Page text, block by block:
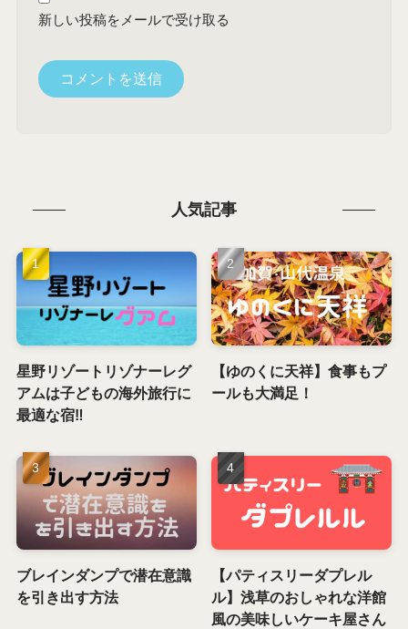
新しい投稿をメールで受け取る
人気記事
星野リゾートリゾナーレグ
アムは子どもの海外旅行に
最適な宿‼️
【ゆのくに天祥】食事もプ
ールも大満足！
ブレインダンプで潜在意識
を引き出す方法
【パティスリーダプレル
ル】浅草のおしゃれな洋館
風の美味しいケーキ屋さん